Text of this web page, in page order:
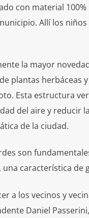
con material
Allí los
la mayor
plantas herbáceas
Esta estructura
del aire y reducir
de la ciudad.
son
característica de
a los vecinos y
Daniel